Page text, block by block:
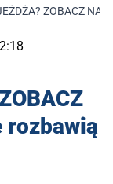
ZOBACZ
rozbawią